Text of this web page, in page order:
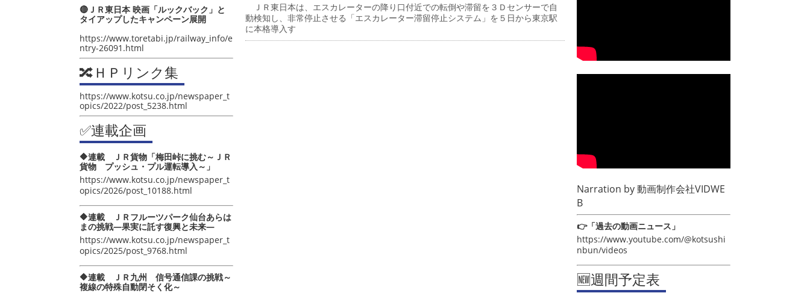
🔴ＪＲ東日本 映画「ルックバック」と
タイアップしたキャンペーン展開
https://www.toretabi.jp/railway_info/e
ntry-26091.html
🔀ＨＰリンク集
https://www.kotsu.co.jp/newspaper_t
opics/2022/post_5238.html
✅連載企画
🔶連載 ＪＲ貨物「梅田峠に挑む～ＪＲ
貨物 プッシュ・プル運転導入～」
https://www.kotsu.co.jp/newspaper_t
opics/2026/post_10188.html
🔶連載 ＪＲフルーツパーク仙台あらは
まの挑戦―果実に託す復興と未来―
https://www.kotsu.co.jp/newspaper_t
opics/2025/post_9768.html
🔶連載 ＪＲ九州 信号通信課の挑戦～
複線の特殊自動閉そく化～
ＪＲ東日本は、エスカレーターの降り口付近での転倒や滞留を３Ｄセンサーで自
動検知し、非常停止させる「エスカレーター滞留停止システム」を５日から東京駅
に本格導入す
Narration by動画制作会社VIDWE
B
👉「過去の動画ニュース」
https://www.youtube.com/@kotsushi
nbun/videos
🆕週間予定表